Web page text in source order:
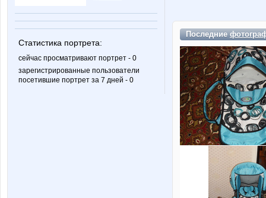
Статистика портрета:
сейчас просматривают портрет - 0
зарегистрированные пользователи
посетившие портрет за 7 дней - 0
Последние